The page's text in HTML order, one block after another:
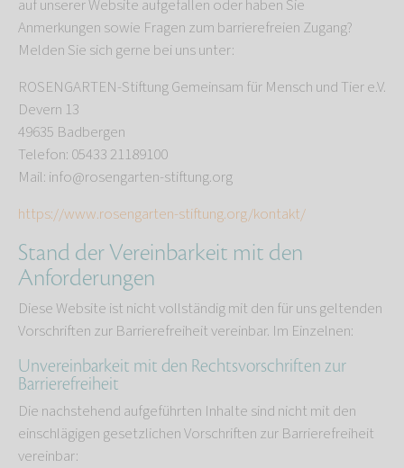
auf unserer Website aufgefallen oder haben Sie
Anmerkungen sowie Fragen zum barrierefreien Zugang?
Melden Sie sich gerne bei uns unter:
ROSENGARTEN-Stiftung Gemeinsam für Mensch und Tier e.V.
Devern 13
49635 Badbergen
Telefon: 05433 21189100
Mail: info@rosengarten-stiftung.org
https://www.rosengarten-stiftung.org/kontakt/
Stand der Vereinbarkeit mit den
Anforderungen
Diese Website ist nicht vollständig mit den für uns geltenden
Vorschriften zur Barrierefreiheit vereinbar. Im Einzelnen:
Unvereinbarkeit mit den Rechtsvorschriften zur
Barrierefreiheit
Die nachstehend aufgeführten Inhalte sind nicht mit den
einschlägigen gesetzlichen Vorschriften zur Barrierefreiheit
vereinbar: